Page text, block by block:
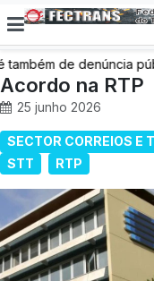
também de denúncia
saúde, mais condições
Acordo na RTP
25 junho 2026
SECTOR CORREIOS E
STT
RTP